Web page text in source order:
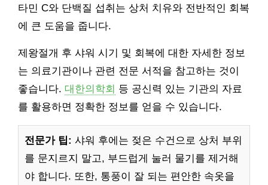
타민 C와 단백질 섭취는 상처 치유와 전반적인 회복
에 큰 도움을 줍니다.
제왕절개 후 샤워 시기 및 회복에 대한 자세한 정보
는 의료기관이나 관련 전문 서적을 참고하는 것이
좋습니다. 대한의학회 등 공신력 있는 기관의 자료
를 활용하면 정확한 정보를 얻을 수 있습니다.
전문가 팁: 샤워 후에는 젖은 수건으로 상처 부위
를 문지르지 말고, 부드럽게 눌러 물기를 제거해
야 합니다. 또한, 통풍이 잘 되는 편안한 속옷을